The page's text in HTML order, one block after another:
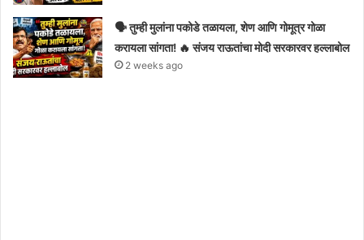
🗣️ तुम्ही मुलांना पकोडे तळायला, शेण आणि गोमूत्र गोळा
करायला सांगता! 🔥 संजय राऊतांचा मोदी सरकारवर हल्लाबोल
2 weeks ago